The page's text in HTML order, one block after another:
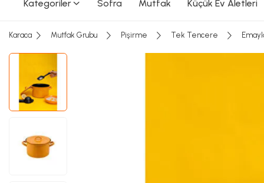
Kategoriler Sofra Mutfak Küçük Ev Aletleri
Karaca Mutfak Grubu Pişirme Tek Tencere